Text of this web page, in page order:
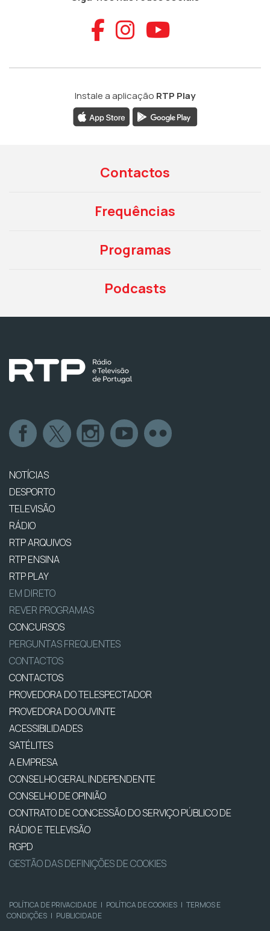
Aceder ao
Aceder ao
Aceder
Instale a aplicação RTP Play
Contactos
Frequências
Programas
Podcasts
NOTÍCIAS
DESPORTO
TELEVISÃO
RÁDIO
RTP ARQUIVOS
RTP ENSINA
RTP PLAY
EM DIRETO
REVER PROGRAMAS
CONCURSOS
PERGUNTAS FREQUENTES
CONTACTOS
CONTACTOS
PROVEDORA DO TELESPECTADOR
PROVEDORA DO OUVINTE
ACESSIBILIDADES
SATÉLITES
A EMPRESA
CONSELHO GERAL INDEPENDENTE
CONSELHO DE OPINIÃO
CONTRATO DE CONCESSÃO DO SERVIÇO PÚBLICO DE
RÁDIO E TELEVISÃO
RGPD
GESTÃO DAS DEFINIÇÕES DE COOKIES
POLÍTICA DE PRIVACIDADE | POLÍTICA DE COOKIES | TERMOS E
CONDIÇÕES | PUBLICIDADE